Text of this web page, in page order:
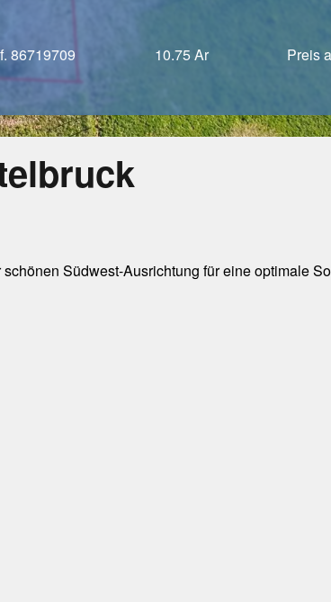
86719709 10.75 Ar Preis
Südwest-Ausrichtung für eine optimale